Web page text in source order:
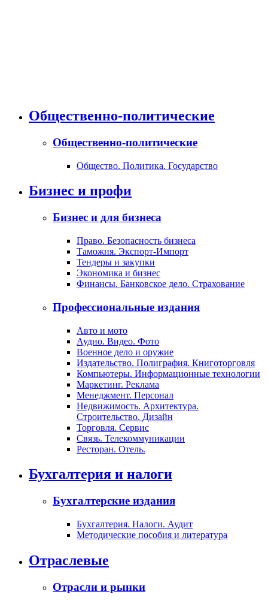
Общественно-политические
Общественно-политические
Общество. Политика. Государство
Бизнес и профи
Бизнес и для бизнеса
Право. Безопасность бизнеса
Таможня. Экспорт-Импорт
Тендеры и закупки
Экономика и бизнес
Финансы. Банковское дело. Страхование
Профессиональные издания
Авто и мото
Аудио. Видео. Фото
Военное дело и оружие
Издательство. Полиграфия. Книготорговля
Компьютеры. Информационные технологии
Маркетинг. Реклама
Менеджмент. Персонал
Недвижимость. Архитектура.
Строительство. Дизайн
Торговля. Сервис
Связь. Телекоммуникации
Ресторан. Отель.
Бухгалтерия и налоги
Бухгалтерские издания
Бухгалтерия. Налоги. Аудит
Методические пособия и литература
Отраслевые
Отрасли и рынки